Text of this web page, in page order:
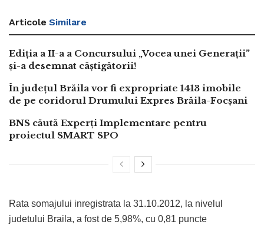
Articole Similare
Ediția a II-a a Concursului „Vocea unei Generații”
și-a desemnat câștigătorii!
În județul Brăila vor fi expropriate 1413 imobile
de pe coridorul Drumului Expres Brăila-Focșani
BNS căută Experți Implementare pentru
proiectul SMART SPO
Rata somajului inregistrata la 31.10.2012, la nivelul
judetului Braila, a fost de 5,98%, cu 0,81 puncte